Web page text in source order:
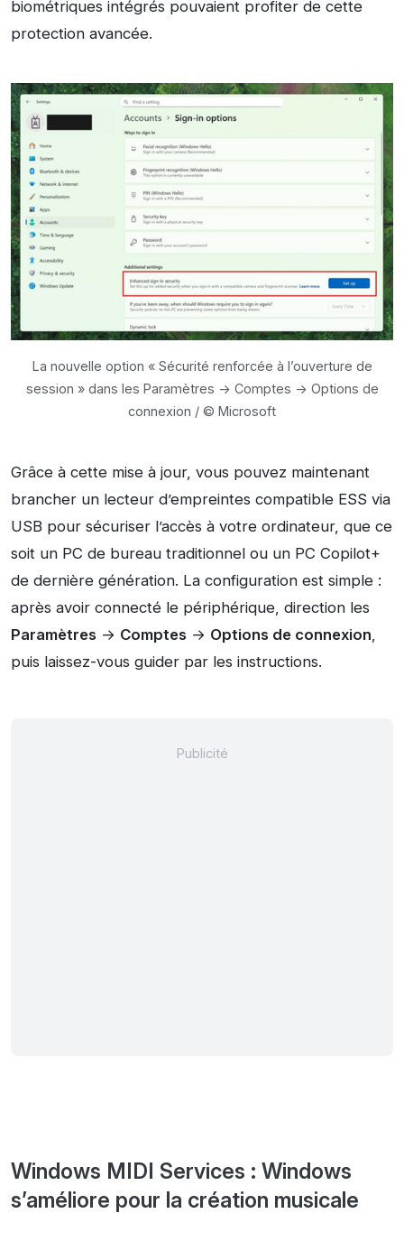
biométriques intégrés pouvaient profiter de cette
protection avancée.
La nouvelle option « Sécurité renforcée à l’ouverture de
session » dans les Paramètres -> Comptes -> Options de
connexion / © Microsoft
Grâce à cette mise à jour, vous pouvez maintenant
brancher un lecteur d’empreintes compatible ESS via
USB pour sécuriser l’accès à votre ordinateur, que ce
soit un PC de bureau traditionnel ou un PC Copilot+
de dernière génération. La configuration est simple :
après avoir connecté le périphérique, direction les
Paramètres → Comptes → Options de connexion,
puis laissez-vous guider par les instructions.
Windows MIDI Services : Windows
s’améliore pour la création musicale